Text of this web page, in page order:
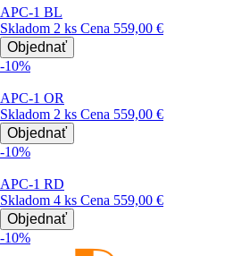
APC-1 BL
Skladom 2 ks Cena 559,00 €
Objednať
-10%
APC-1 OR
Skladom 2 ks Cena 559,00 €
Objednať
-10%
APC-1 RD
Skladom 4 ks Cena 559,00 €
Objednať
-10%